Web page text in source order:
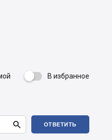
 В избранное
 ОТВЕТИТЬ